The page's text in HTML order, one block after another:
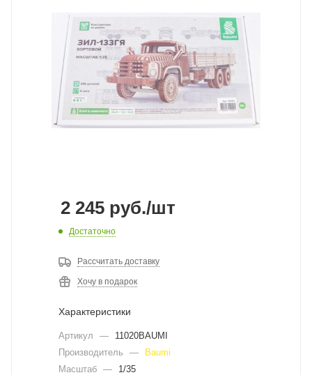
2 245 руб./шт
Достаточно
Рассчитать доставку
Хочу в подарок
Характеристики
Артикул —
11020BAUMI
Производитель
—
Baumi
Масштаб —
1/35